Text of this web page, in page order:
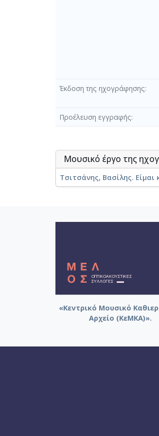
Έκδοση της ηχογράφησης
Προέλευση εγγραφής
Μουσικό έργο της
Τσιτσάνης, Βασίλης. Είμαι
«Κεντρικό Μουσικό
Αρχείο (ΚεΜΚΑ)».